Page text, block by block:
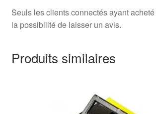
Seuls les clients connectés ayant
la possibilité de laisser un avis.
Produits similaires